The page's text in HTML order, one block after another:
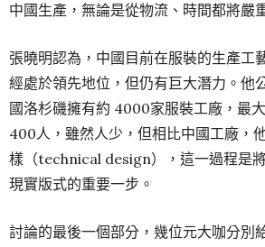
中國生產，無論是從物流、時間都將嚴
張曉明認為，中國目前在服裝的生產工
經處於領先地位，但仍有巨大潛力。他
國洛杉磯擁有約 4000家服裝工廠，最
400人，雖然人少，但相比中國工廠，
樣（technical design），這一過程是
現實版式的重要一步。
討論的最後一個部分，幾位元大咖分別